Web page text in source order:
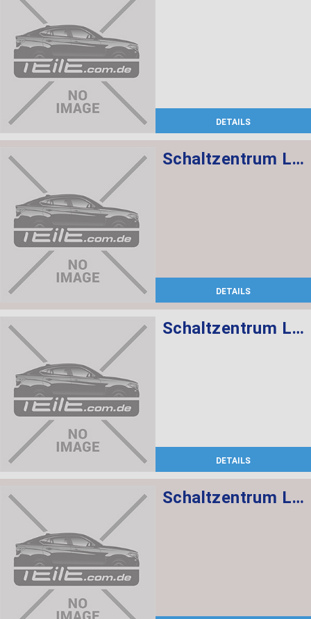
DETAILS
Schaltzentrum Lenksäule
DETAILS
Schaltzentrum Lenksäule
DETAILS
Schaltzentrum Lenksäule